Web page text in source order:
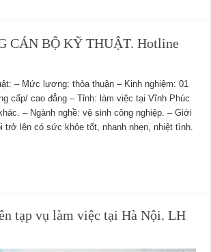
CÁN BỘ KỸ THUẬT. Hotline
– Mức lương: thỏa thuận – Kinh nghiệm: 01
cấp/ cao đẳng – Tỉnh: làm việc tại Vĩnh Phúc
– Ngành nghề: vệ sinh công nghiệp. – Giới
trở lên có sức khỏe tốt, nhanh nhẹn, nhiệt tình.
tạp vụ làm việc tại Hà Nội. LH